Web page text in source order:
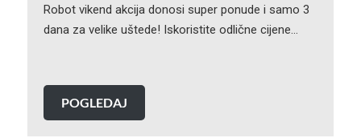
Robot vikend akcija donosi super ponude i samo 3
dana za velike uštede! Iskoristite odlične cijene…
POGLEDAJ